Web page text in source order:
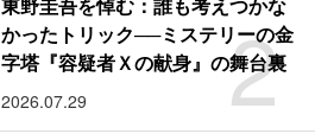
2
東野圭吾を悼む：誰も考えつかな
かったトリック──ミステリーの金
字塔『容疑者Ｘの献身』の舞台裏
2026.07.29